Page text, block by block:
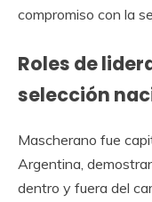
compromiso con la
Roles de
selección
Mascherano fue
Argentina,
dentro y fuera del